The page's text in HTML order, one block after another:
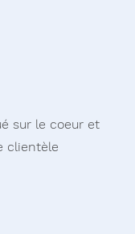
sur le coeur et
clientèle